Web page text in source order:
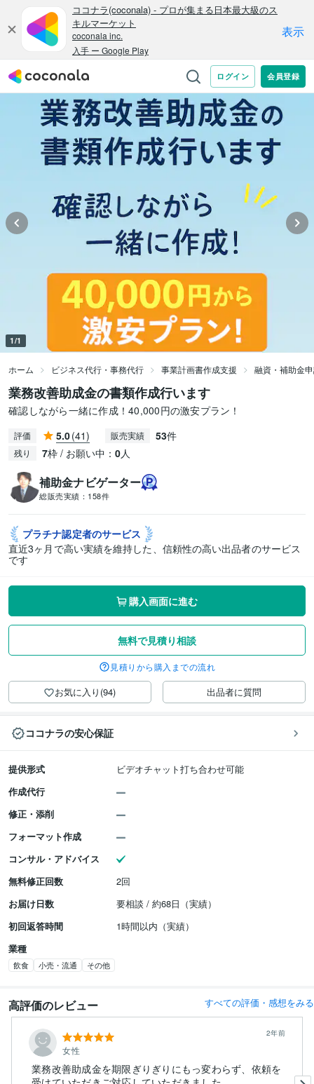
1/1
ホーム ビジネス代行・事務代行 事業計画書作成支援 融資・補助金
業務改善助成金の書類作成行います
確認しながら一緒に作成！40,000円の激安プラン！
評価 5.0(41) 販売実績 53件
残り 7枠 / お願い中： 0人
補助金ナビゲーター
総販売実績： 158件
プラチナ認定者のサービス
直近3ヶ月で高い実績を維持した、信頼性の高い出品者のサービス
です
購入画面に進む
無料で見積り相談
見積りから購入までの流れ
お気に入り(94) 出品者に質問
ココナラの安心保証
提供形式
ビデオチャット打ち合わせ可能
作成代行
修正・添削
フォーマット作成
コンサル・アドバイス
無料修正回数
2回
お届け日数
要相談 / 約68日（実績）
初回返答時間
1時間以内（実績）
業種
飲食 小売・流通 その他
高評価のレビュー すべての評価・感想をみる
女性
2年前
業務改善助成金を期限ぎりぎりにもっ変わらず、依頼を